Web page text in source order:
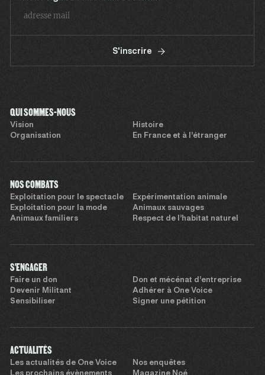
S'inscrire
QUI SOMMES-NOUS
Vision
Histoire
Organisation
En France et à l’étranger
NOS COMBATS
Exploitation pour le spectacle
Expérimentation animale
Exploitation pour la mode
Animaux sauvages
Animaux familiers
Respect de l’habitat naturel
S'ENGAGER
Faire un don
Don et mécénat d’entreprise
Devenir Militant
Adhérer à One Voice
Sensibiliser
Signer une pétition
ACTUALITÉS
Les actualités de One Voice
Nos enquêtes